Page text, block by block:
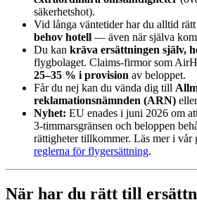
säkerhetshot).
Vid långa väntetider har du alltid
behov hotell — även när själva
Du kan kräva ersättningen själv,
flygbolaget. Claims-firmor som
25–35 % i provision av beloppet.
Får du nej kan du vända dig till
reklamationsnämnden (ARN)
Nyhet: EU enades i juni 2026 om
3-timmarsgränsen och beloppen
rättigheter tillkommer. Läs mer i vår
reglerna för flygersättning.
När har du rätt till